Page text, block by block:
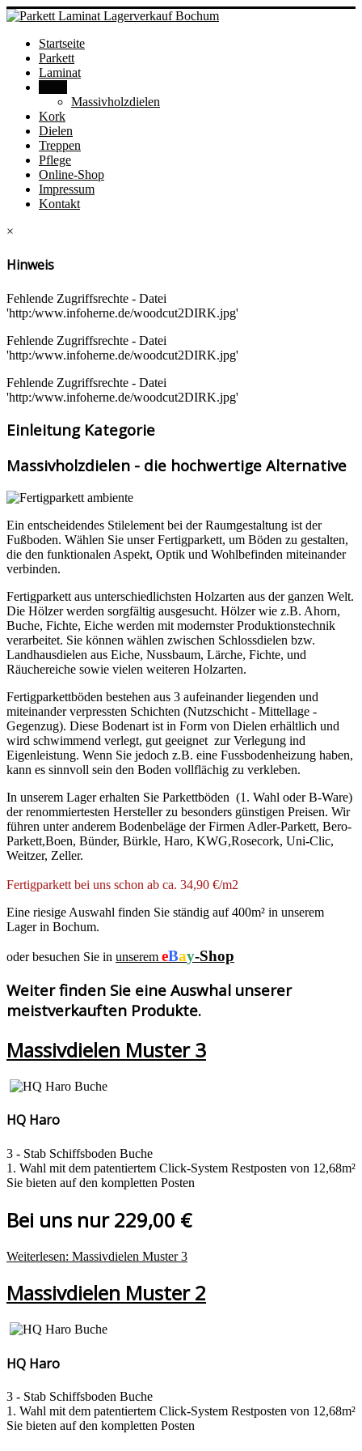
Startseite
Parkett
Laminat
Massivholzdielen
Kork
Dielen
Treppen
Pflege
Online-Shop
Impressum
Kontakt
×
Hinweis
Fehlende Zugriffsrechte - Datei
'http:/www.infoherne.de/woodcut2DIRK.jpg'
Fehlende Zugriffsrechte - Datei
'http:/www.infoherne.de/woodcut2DIRK.jpg'
Fehlende Zugriffsrechte - Datei
'http:/www.infoherne.de/woodcut2DIRK.jpg'
Einleitung Kategorie
Massivholzdielen - die hochwertige Alternative
Ein entscheidendes Stilelement bei der Raumgestaltung ist der
Fußboden. Wählen Sie unser Fertigparkett, um Böden zu gestalten,
die den funktionalen Aspekt, Optik und Wohlbefinden miteinander
verbinden.
Fertigparkett aus unterschiedlichsten Holzarten aus der ganzen Welt.
Die Hölzer werden sorgfältig ausgesucht. Hölzer wie z.B. Ahorn,
Buche, Fichte, Eiche werden mit modernster Produktionstechnik
verarbeitet. Sie können wählen zwischen Schlossdielen bzw.
Landhausdielen aus Eiche, Nussbaum, Lärche, Fichte, und
Räuchereiche sowie vielen weiteren Holzarten.
Fertigparkettböden bestehen aus 3 aufeinander liegenden und
miteinander verpressten Schichten (Nutzschicht - Mittellage -
Gegenzug). Diese Bodenart ist in Form von Dielen erhältlich und
wird schwimmend verlegt, gut geeignet zur Verlegung ind
Eigenleistung. Wenn Sie jedoch z.B. eine Fussbodenheizung haben,
kann es sinnvoll sein den Boden vollflächig zu verkleben.
In unserem Lager erhalten Sie Parkettböden (1. Wahl oder B-Ware)
der renommiertesten Hersteller zu besonders günstigen Preisen. Wir
führen unter anderem Bodenbeläge der Firmen Adler-Parkett, Bero-
Parkett,Boen, Bünder, Bürkle, Haro, KWG,Rosecork, Uni-Clic,
Weitzer, Zeller.
Fertigparkett bei uns schon ab ca. 34,90 €/m2
Eine riesige Auswahl finden Sie ständig auf 400m² in unserem
Lager in Bochum.
oder besuchen Sie in unserem eBay-Shop
Weiter finden Sie eine Auswhal unserer
meistverkauften Produkte.
Massivdielen Muster 3
HQ Haro
3 - Stab Schiffsboden Buche
1. Wahl mit dem patentiertem Click-System Restposten von 12,68m²
Sie bieten auf den kompletten Posten
Bei uns nur 229,00 €
Weiterlesen: Massivdielen Muster 3
Massivdielen Muster 2
HQ Haro
3 - Stab Schiffsboden Buche
1. Wahl mit dem patentiertem Click-System Restposten von 12,68m²
Sie bieten auf den kompletten Posten